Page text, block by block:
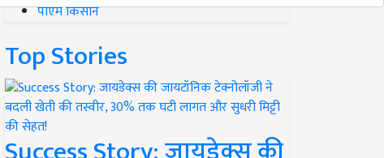
पीएम किसान
Top Stories